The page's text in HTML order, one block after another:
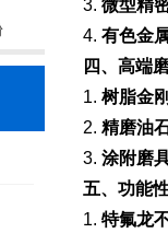
3. 微型精
4. 有色金
四、高端
1. 树脂金
2. 精磨油
3. 涂附磨
五、功能
1. 特氟龙